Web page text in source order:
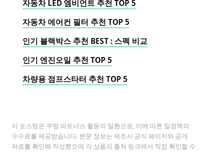
자동차 LED 엠비언트 추천 TOP 5
자동차 에어컨 필터 추천 TOP 5
인기 블랙박스 추천 BEST : 스펙 비교
인기 엔진오일 추천 TOP 5
차량용 점프스타터 추천 TOP 5
이 포스팅은 쿠팡 파트너스 활동의 일환으로, 이에 따른 일정액의
수수료를 제공받습니다. 본문 정보는 제조사 공식 페이지와 공개
자료를 확인해 작성했으며 각 상품의 출처 링크에서 직접 확인할 수